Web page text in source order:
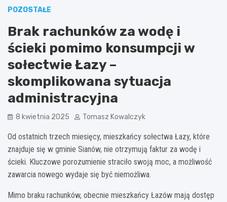
POZOSTAŁE
Brak rachunków za wodę i
ścieki pomimo konsumpcji w
sołectwie Łazy –
skomplikowana sytuacja
administracyjna
8 kwietnia 2025 Tomasz Kowalczyk
Od ostatnich trzech miesięcy, mieszkańcy sołectwa Łazy, które
znajduje się w gminie Sianów, nie otrzymują faktur za wodę i
ścieki. Kluczowe porozumienie straciło swoją moc, a możliwość
zawarcia nowego wydaje się być niemożliwa.
Mimo braku rachunków, obecnie mieszkańcy Łazów mają dostęp